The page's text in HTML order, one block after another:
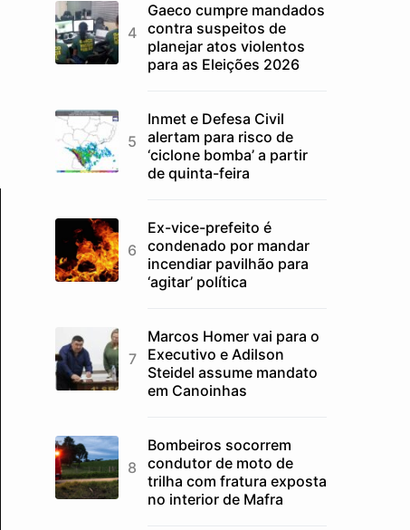
Gaeco cumpre mandados
contra suspeitos de
planejar atos violentos
para as Eleições 2026
Inmet e Defesa Civil
alertam para risco de
‘ciclone bomba’ a partir
de quinta-feira
Ex-vice-prefeito é
condenado por mandar
incendiar pavilhão para
‘agitar’ política
Marcos Homer vai para o
Executivo e Adilson
Steidel assume mandato
em Canoinhas
Bombeiros socorrem
condutor de moto de
trilha com fratura exposta
no interior de Mafra